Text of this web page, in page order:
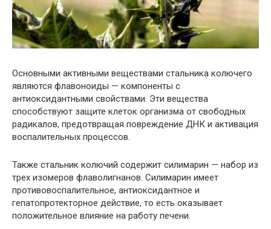
Основными активными веществами стальника колючего
являются флавоноиды — компоненты с
антиоксидантными свойствами. Эти вещества
способствуют защите клеток организма от свободных
радикалов, предотвращая повреждение ДНК и активация
воспалительных процессов.
Также стальник колючий содержит силимарин — набор из
трех изомеров флаволигнанов. Силимарин имеет
противовоспалительное, антиоксидантное и
гепатопротекторное действие, то есть оказывает
положительное влияние на работу печени.